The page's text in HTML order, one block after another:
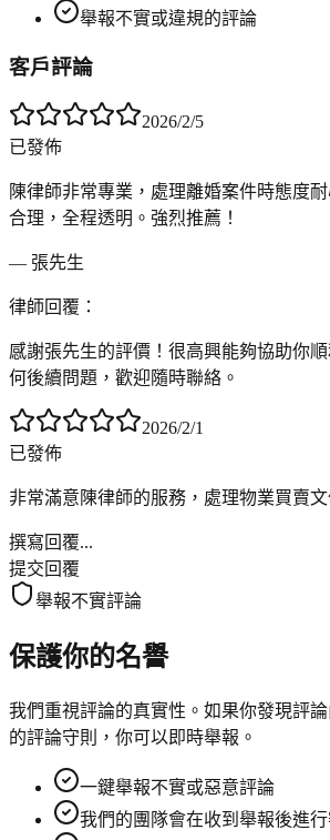
舉報不實或違規的評論
客戶評論
2026/2/5
已發佈
陳律師非常專業，處理離婚案件時態度
合理，全程透明。強烈推薦！
— 張先生
律師回覆：
感謝張先生的評價！很高興能夠協助你
何後續問題，歡迎隨時聯絡。
2026/2/1
已發佈
非常滿意陳律師的服務，處理物業買賣
撰寫回覆...
提交回覆
舉報不實評論
保護你的名譽
我們重視評論的真實性。如果你發現評
的評論守則，你可以即時舉報。
一鍵舉報不實或惡意評論
我們的團隊會在收到舉報後進